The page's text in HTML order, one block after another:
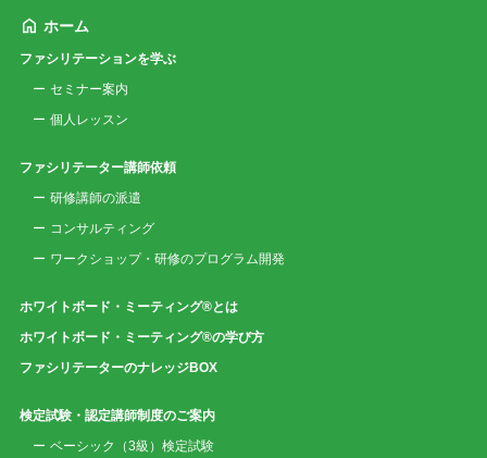
ホーム
ファシリテーションを学ぶ
セミナー案内
個人レッスン
ファシリテーター講師依頼
研修講師の派遣
コンサルティング
ワークショップ・研修のプログラム開発
ホワイトボード・ミーティング®とは
ホワイトボード・ミーティング®の学び方
ファシリテーターのナレッジBOX
検定試験・認定講師制度のご案内
ベーシック（3級）検定試験